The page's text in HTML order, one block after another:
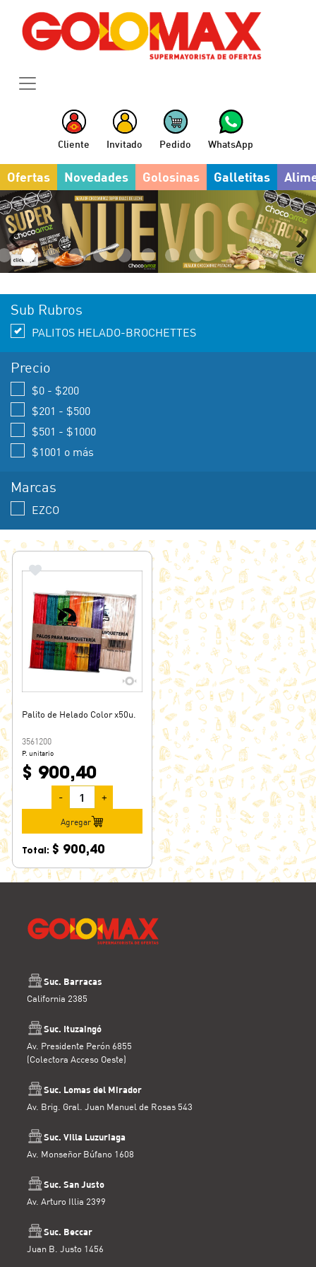
Cliente Invitado Pedido WhatsApp
Ofertas Novedades Golosinas Galletitas
Sub Rubros
PALITOS HELADO-BROCHETTES
Precio
$0 - $200
$201 - $500
$501 - $1000
$1001 o más
Marcas
EZCO
Palito de Helado Color x50u.
3561200
P. unitario
$ 900,40
- +
Agregar
Total: $ 900,40
Suc. Barracas
California 2385
Suc. Ituzaingó
Av. Presidente Perón 6855
(Colectora Acceso Oeste)
Suc. Lomas del Mirador
Av. Brig. Gral. Juan Manuel de Rosas 543
Suc. Villa Luzuriaga
Av. Monseñor Búfano 1608
Suc. San Justo
Av. Arturo Illia 2399
Suc. Beccar
Juan B. Justo 1456